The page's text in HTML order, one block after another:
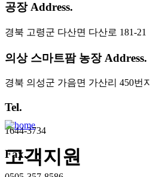
공장 Address.
경북 고령군 다산면 다산로 181-21
의상 스마트팜 농장 Address.
경북 의성군 가음면 가산리 450번지
Tel.
1644-3734
Fax.
고객지원